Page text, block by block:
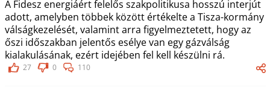
A Fidesz energiáért felelős szakpolitikusa hosszú interjút
adott, amelyben többek között értékelte a Tisza-kormány
válságkezelését, valamint arra figyelmeztetett, hogy az
őszi időszakban jelentős esélye van egy gázválság
kialakulásának, ezért idejében fel kell készülni rá.
27 0 110